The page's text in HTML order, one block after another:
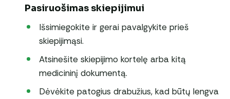
Pasiruošimas skiepijimui
Išsimiegokite ir gerai pavalgykite prieš
skiepijimąsi.
Atsinešite skiepijimo kortelę arba kitą
medicininį dokumentą.
Dėvėkite patogius drabužius, kad būtų lengva